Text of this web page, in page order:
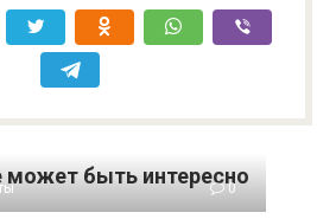
быть интересно
0